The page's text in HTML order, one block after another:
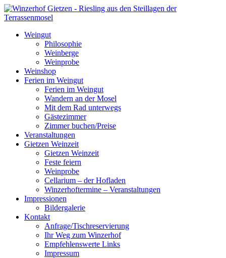
Weingut
Philosophie
Weinberge
Weinprobe
Weinshop
Ferien im Weingut
Ferien im Weingut
Wandern an der Mosel
Mit dem Rad unterwegs
Gästezimmer
Zimmer buchen/Preise
Veranstaltungen
Gietzen Weinzeit
Gietzen Weinzeit
Feste feiern
Weinprobe
Cellarium – der Hofladen
Winzerhoftermine – Veranstaltungen
Impressionen
Bildergalerie
Kontakt
Anfrage/Tischreservierung
Ihr Weg zum Winzerhof
Empfehlenswerte Links
Impressum